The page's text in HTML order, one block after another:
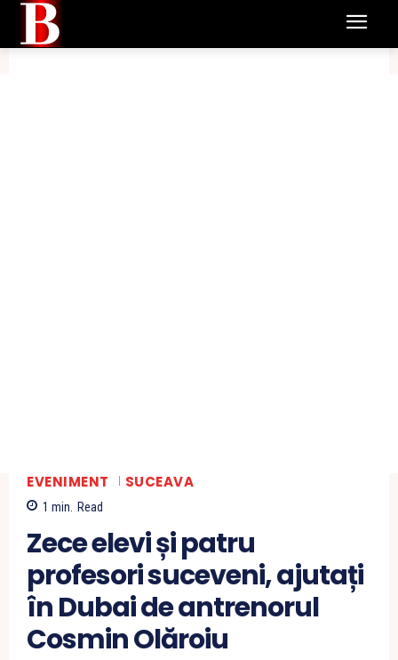
EVENIMENT SUCEAVA
1 min. Read
Zece elevi și patru
profesori suceveni, ajutați
în Dubai de antrenorul
Cosmin Olăroiu